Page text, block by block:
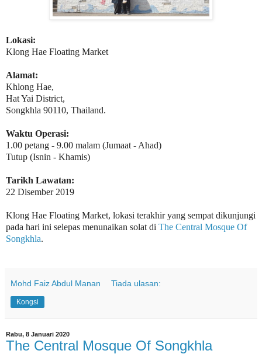
Lokasi:
Klong Hae Floating Market
Alamat:
Khlong Hae,
Hat Yai District,
Songkhla 90110, Thailand.
Waktu Operasi:
1.00 petang - 9.00 malam (Jumaat - Ahad)
Tutup (Isnin - Khamis)
Tarikh Lawatan:
22 Disember 2019
Klong Hae Floating Market, lokasi terakhir yang sempat dikunjungi
pada hari ini selepas menunaikan solat di The Central Mosque Of
Songkhla.
Mohd Faiz Abdul Manan Tiada ulasan:
Kongsi
Rabu, 8 Januari 2020
The Central Mosque Of Songkhla